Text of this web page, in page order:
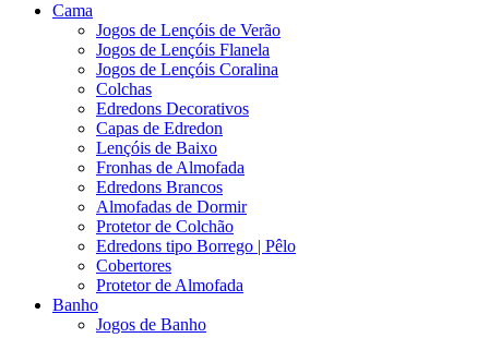
Cama
Jogos de Lençóis de Verão
Jogos de Lençóis Flanela
Jogos de Lençóis Coralina
Colchas
Edredons Decorativos
Capas de Edredon
Lençóis de Baixo
Fronhas de Almofada
Edredons Brancos
Almofadas de Dormir
Protetor de Colchão
Edredons tipo Borrego | Pêlo
Cobertores
Protetor de Almofada
Banho
Jogos de Banho